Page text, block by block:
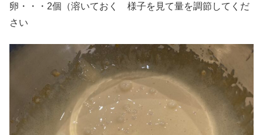
卵・・・2個（溶いておく 様子を見て量を調節してくだ
さい